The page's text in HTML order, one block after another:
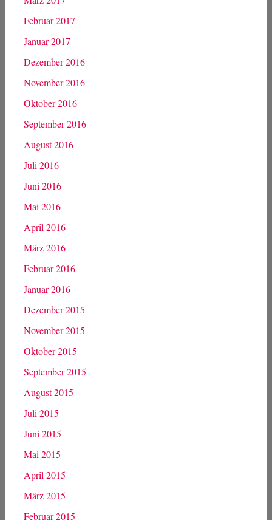
Februar 2017
Januar 2017
Dezember 2016
November 2016
Oktober 2016
September 2016
August 2016
Juli 2016
Juni 2016
Mai 2016
April 2016
März 2016
Februar 2016
Januar 2016
Dezember 2015
November 2015
Oktober 2015
September 2015
August 2015
Juli 2015
Juni 2015
Mai 2015
April 2015
März 2015
Februar 2015